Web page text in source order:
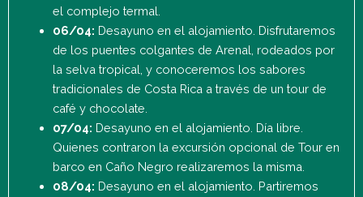
el complejo termal.
06/04: Desayuno en el alojamiento. Disfrutaremos
de los puentes colgantes de Arenal, rodeados por
la selva tropical, y conoceremos los sabores
tradicionales de Costa Rica a través de un tour de
café y chocolate.
07/04: Desayuno en el alojamiento. Día libre.
Quienes contraron la excursión opcional de Tour en
barco en Caño Negro realizaremos la misma.
08/04: Desayuno en el alojamiento. Partiremos